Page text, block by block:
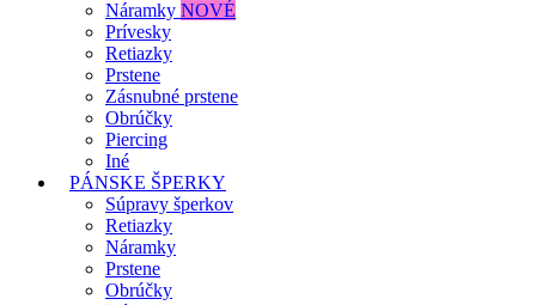
Náramky NOVÉ
Prívesky
Retiazky
Prstene
Zásnubné prstene
Obrúčky
Piercing
Iné
PÁNSKE ŠPERKY
Súpravy šperkov
Retiazky
Náramky
Prstene
Obrúčky